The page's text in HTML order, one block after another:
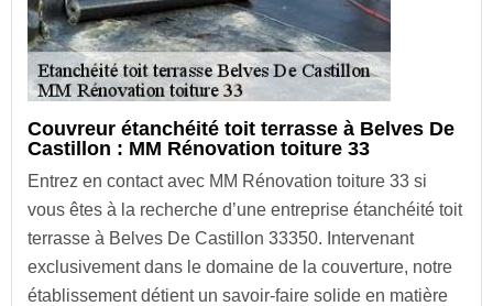
Couvreur étanchéité toit terrasse à Belves De
Castillon : MM Rénovation toiture 33
Entrez en contact avec MM Rénovation toiture 33 si
vous êtes à la recherche d’une entreprise étanchéité toit
terrasse à Belves De Castillon 33350. Intervenant
exclusivement dans le domaine de la couverture, notre
établissement détient un savoir-faire solide en matière